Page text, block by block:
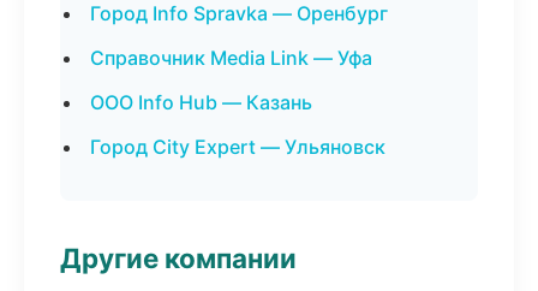
Город Info Spravka — Оренбург
Справочник Media Link — Уфа
ООО Info Hub — Казань
Город City Expert — Ульяновск
Другие компании